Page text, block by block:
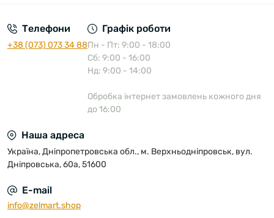
Телефони
+38 (073) 073 34 88
Графік роботи
Пн - Пт: 9:00 - 18:00
Сб: 9:00 - 16:00
Нд: 9:00 - 14:00
Обробка інтернет замовлень кожного дня
до 16:00
Наша адреса
Україна, Дніпропетровська обл., м. Верхньодніпровськ, вул.
Дніпровська, 60а, 51600
E-mail
info@zelmart.shop